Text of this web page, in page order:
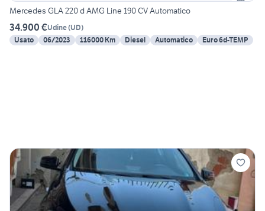
Mercedes GLA 220 d AMG Line 190 CV Automatico
34.900 €Udine(UD)
Usato
06/2023 116000 Km Diesel Automatico Euro 6d-TEMP